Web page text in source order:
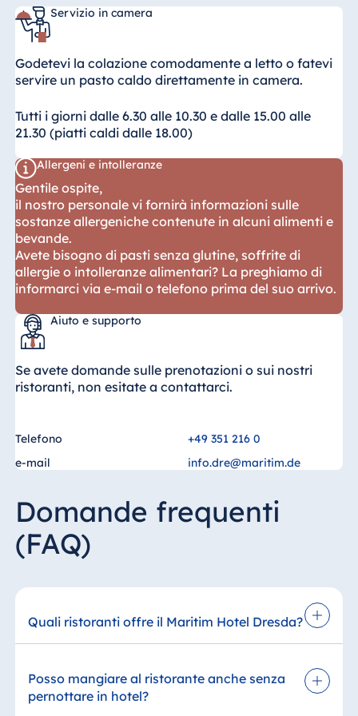
Servizio in camera
Godetevi la colazione comodamente a letto o fatevi
servire un pasto caldo direttamente in camera.
Tutti i giorni dalle 6.30 alle 10.30 e dalle 15.00 alle
21.30 (piatti caldi dalle 18.00)
Allergeni e intolleranze
Gentile ospite,
il nostro personale vi fornirà informazioni sulle
sostanze allergeniche contenute in alcuni alimenti e
bevande.
Avete bisogno di pasti senza glutine, soffrite di
allergie o intolleranze alimentari? La preghiamo di
informarci via e-mail o telefono prima del suo arrivo.
Aiuto e supporto
Se avete domande sulle prenotazioni o sui nostri
ristoranti, non esitate a contattarci.
Telefono
+49 351 216 0
e-mail
info.dre@maritim.de
Domande frequenti
(FAQ)
Quali ristoranti offre il Maritim Hotel Dresda?
Il ristorante "Wintergarten" serve cucina
Posso mangiare al ristorante anche senza
pernottare in hotel?